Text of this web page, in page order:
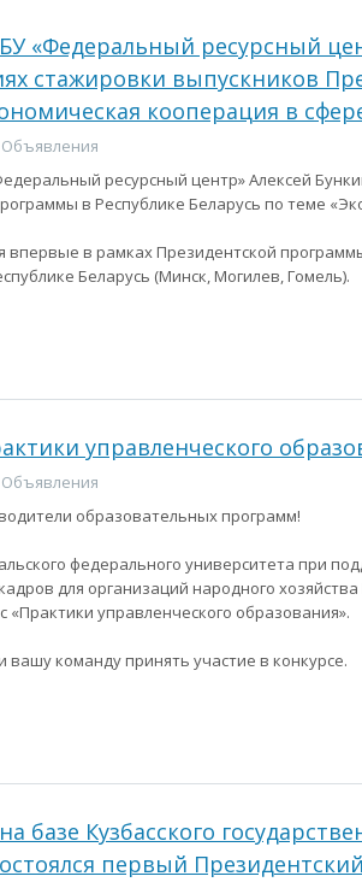
«Федеральный ресурсный
стажировки выпускников
кооперация в
Объявления
ресурсный центр» Алексей
в Республике Беларусь по теме
впервые в рамках Президентской
Беларусь (Минск, Могилев, Гомель).
управленческого
Объявления
образовательных программ!
федерального университета при
для организаций народного
«Практики управленческого образования».
вашу команду принять участие в конкурсе.
базе Кузбасского
первый Президентский